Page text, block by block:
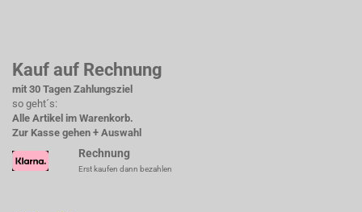
Kauf auf Rechnung
mit 30 Tagen Zahlungsziel
so geht´s:
Alle Artikel im Warenkorb.
Zur Kasse gehen + Auswahl
Rechnung
Erst kaufen dann bezahlen